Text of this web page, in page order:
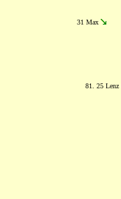
31 Max
81. 25